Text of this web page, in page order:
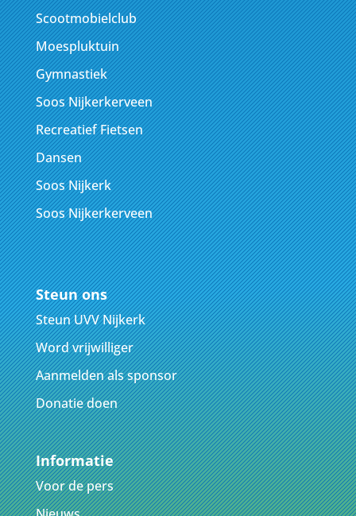
Scootmobielclub
Moespluktuin
Gymnastiek
Soos Nijkerkerveen
Recreatief Fietsen
Dansen
Soos Nijkerk
Soos Nijkerkerveen
Steun ons
Steun UVV Nijkerk
Word vrijwilliger
Aanmelden als sponsor
Donatie doen
Informatie
Voor de pers